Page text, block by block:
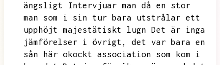
ängsligt Intervjuar man då en stor
man som i sin tur bara utstrålar ett
upphöjt majestätiskt lugn Det är inga
jämförelser i övrigt,
det var bara en
sån här okockt association som kom i